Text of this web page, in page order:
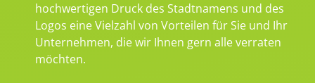
hochwertigen Druck des Stadtnamens und des
Logos eine Vielzahl von Vorteilen für Sie und Ihr
Unternehmen, die wir Ihnen gern alle verraten
möchten.